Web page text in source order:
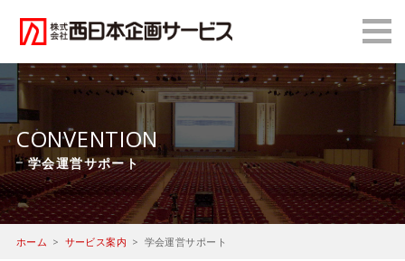
CONVENTION
学会運営サポート
ホーム サービス案内 学会運営サポート